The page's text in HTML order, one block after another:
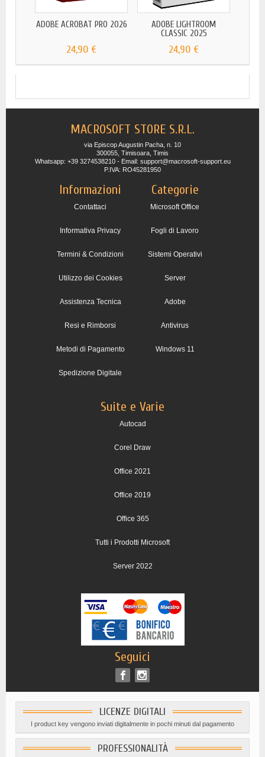
ADOBE ACROBAT PRO 2026
24,90 €
ADOBE LIGHTROOM
CLASSIC 2025
24,90 €
MACROSOFT STORE S.R.L.
via Episcop Augustin Pacha, n. 10
300055, Timisoara, Timis
Whatsapp: +39 3274538210 - Email: support@macrosoft-support.eu
P.IVA: RO45281950
Informazioni
Contattaci
Informativa Privacy
Termini & Condizioni
Utilizzo dei Cookies
Assistenza Tecnica
Resi e Rimborsi
Metodi di Pagamento
Spedizione Digitale
Categorie
Microsoft Office
Fogli di Lavoro
Sistemi Operativi
Server
Adobe
Antivirus
Windows 11
Suite e Varie
Autocad
Corel Draw
Office 2021
Office 2019
Office 365
Tutti i Prodotti Microsoft
Server 2022
Seguici
LICENZE DIGITALI
I product key vengono inviati digitalmente in pochi minuti dal pagamento
PROFESSIONALITÀ